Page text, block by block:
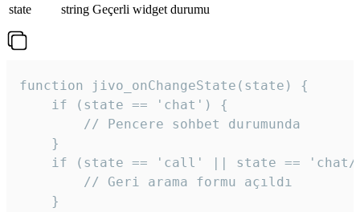
state
string Geçerli widget durumu
function jivo_onChangeState(state) {
    if (state == 'chat') {
        // Pencere sohbet durumunda
    }
if (state == 'call' || state ==
        // Geri arama formu açıldı
    }